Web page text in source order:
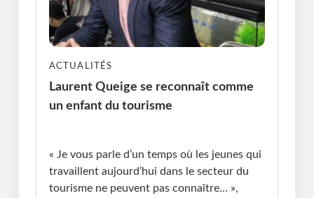
ACTUALITÉS
Laurent Queige se reconnaît comme
un enfant du tourisme
« Je vous parle d’un temps où les jeunes qui
travaillent aujourd’hui dans le secteur du
tourisme ne peuvent pas connaître… »,